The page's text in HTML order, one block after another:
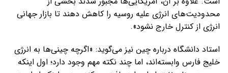
محدودیت‌های انرژی علیه روسیه را کاهش دهند تا بازار جهانی
انرژی از کنترل خارج نشود».
استاد دانشگاه درباره چین نیز می‌گوید: «اگرچه چینی‌ها به انرژی
خلیج فارس وابسته‌اند، اما چند نکته مهم وجود دارد؛ اول اینکه